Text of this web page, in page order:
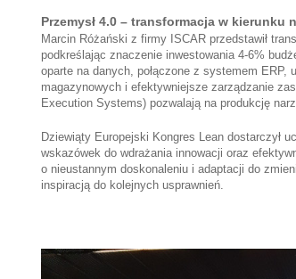
Przemysł 4.0 – transformacja w kierunku
Marcin Różański z firmy ISCAR przedstawił
podkreślając znaczenie inwestowania 4-6%
oparte na danych, połączone z systemem
magazynowych i efektywniejsze zarządzanie
Execution Systems) pozwalają na produkcję
Dziewiąty Europejski Kongres Lean dostarczył
wskazówek do wdrażania innowacji oraz
o nieustannym doskonaleniu i adaptacji do
inspiracją do kolejnych usprawnień.